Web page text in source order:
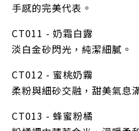
手感的完美代表。
CT011 - 奶霜白露
淡白金砂閃光，純潔細膩。
CT012 - 蜜桃奶霧
柔粉與細砂交融，甜美氣息
CT013 - 蜂蜜粉橘